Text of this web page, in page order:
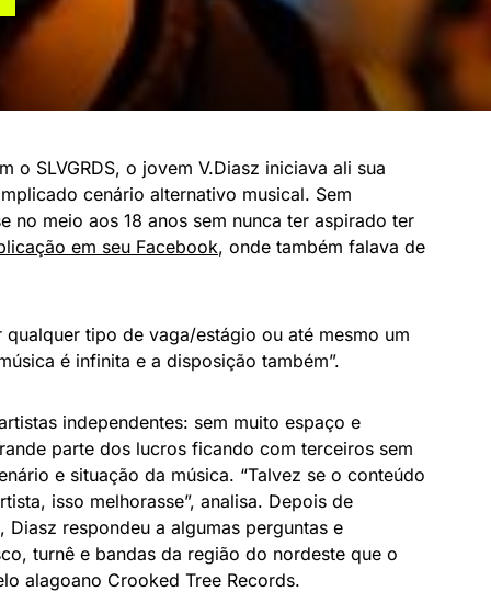
o SLVGRDS, o jovem V.Diasz iniciava ali sua
cenário alternativo musical. Sem
no meio aos 18 anos sem nunca ter aspirado ter
em seu Facebook, onde também falava de
qualquer tipo de vaga/estágio ou até mesmo um
é infinita e a disposição também”.
independentes: sem muito espaço e
parte dos lucros ficando com terceiros sem
e situação da música. “Talvez se o conteúdo
isso melhorasse”, analisa. Depois de
respondeu a algumas perguntas e
turnê e bandas da região do nordeste que o
alagoano Crooked Tree Records.